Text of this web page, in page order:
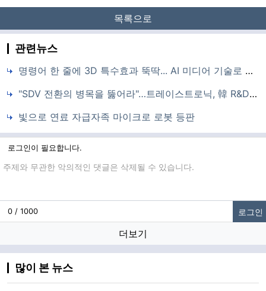
목록으로
관련뉴스
명령어 한 줄에 3D 특수효과 뚝딱... AI 미디어 기술로 라스베이거스 공략
"SDV 전환의 병목을 뚫어라"…트레이스트로닉, 韓 R&D 심장부서 영토 확장
빛으로 연료 자급자족 마이크로 로봇 등판
로그인이 필요합니다.
글입력
0 / 1000 로그인
더보기
많이 본 뉴스